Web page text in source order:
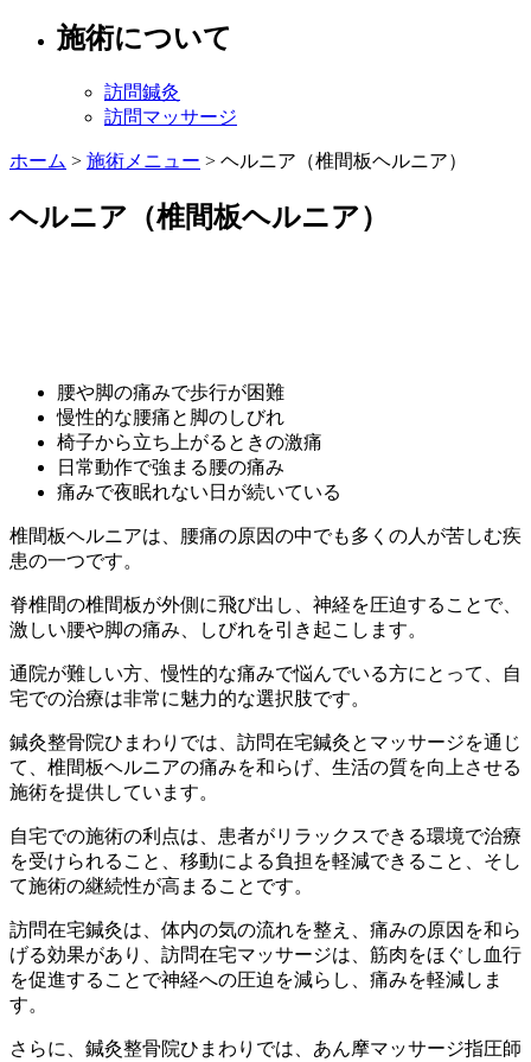
施術について
訪問鍼灸
訪問マッサージ
ホーム > 施術メニュー > ヘルニア（椎間板ヘルニア）
ヘルニア（椎間板ヘルニア）
腰や脚の痛みで歩行が困難
慢性的な腰痛と脚のしびれ
椅子から立ち上がるときの激痛
日常動作で強まる腰の痛み
痛みで夜眠れない日が続いている
椎間板ヘルニアは、腰痛の原因の中でも多くの人が苦しむ疾
患の一つです。
脊椎間の椎間板が外側に飛び出し、神経を圧迫することで、
激しい腰や脚の痛み、しびれを引き起こします。
通院が難しい方、慢性的な痛みで悩んでいる方にとって、自
宅での治療は非常に魅力的な選択肢です。
鍼灸整骨院ひまわりでは、訪問在宅鍼灸とマッサージを通じ
て、椎間板ヘルニアの痛みを和らげ、生活の質を向上させる
施術を提供しています。
自宅での施術の利点は、患者がリラックスできる環境で治療
を受けられること、移動による負担を軽減できること、そし
て施術の継続性が高まることです。
訪問在宅鍼灸は、体内の気の流れを整え、痛みの原因を和ら
げる効果があり、訪問在宅マッサージは、筋肉をほぐし血行
を促進することで神経への圧迫を減らし、痛みを軽減しま
す。
さらに、鍼灸整骨院ひまわりでは、あん摩マッサージ指圧師